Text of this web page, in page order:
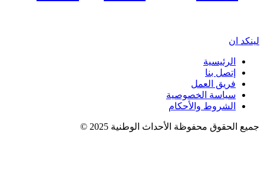
لينكد ان
الرئيسية
إتصل بنا
فريق العمل
سياسة الخصوصية
الشروط والأحكام
جميع الحقوق محفوظة الأحداث الوطنية 2025 ©